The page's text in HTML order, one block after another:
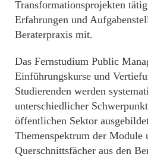
Transformationsprojekten
Erfahrungen und
Beraterpraxis mit.
Das Fernstudium Public
Einführungskurse und
Studierenden werden
unterschiedlicher
öffentlichen Sektor
Themenspektrum der Module
Querschnittsfächer aus den